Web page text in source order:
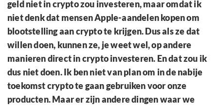
geld niet in crypto zou investeren, maar omdat ik
niet denk dat mensen Apple-aandelen kopen om
blootstelling aan crypto te krijgen. Dus als ze dat
willen doen, kunnen ze, je weet wel, op andere
manieren direct in crypto investeren. En dat zou ik
dus niet doen. Ik ben niet van plan om in de nabije
toekomst crypto te gaan gebruiken voor onze
producten. Maar er zijn andere dingen waar we